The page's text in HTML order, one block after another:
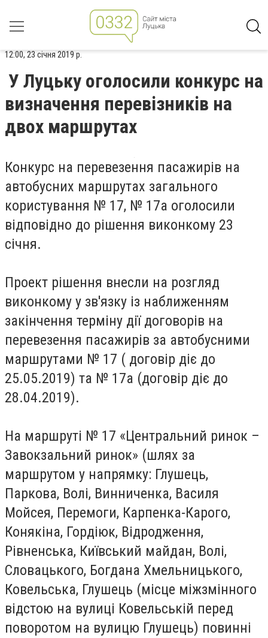
12:00, 23 січня 2019 р.
У Луцьку оголосили конкурс на
визначення перевізників на
двох маршрутах
Конкурс на перевезення пасажирів на
автобусних маршрутах загального
користування № 17, № 17а оголосили
відповідно до рішення виконкому 23
січня.
Проект рішення внесли на розгляд
виконкому у зв'язку із наближенням
закінчення терміну дії договорів на
перевезення пасажирів за автобусними
маршрутами № 17 ( договір діє до
25.05.2019) та № 17а (договір діє до
28.04.2019).
На маршруті № 17 «Центральний ринок –
Завокзальний ринок» (шлях за
маршрутом у напрямку: Глушець,
Паркова, Волі, Винниченка, Василя
Мойсея, Перемоги, Карпенка-Карого,
Конякіна, Гордіюк, Відродження,
Рівненська, Київський майдан, Волі,
Словацького, Богдана Хмельницького,
Ковельська, Глушець (місце міжзмінного
відстою на вулиці Ковельській перед
поворотом на вулицю Глушець) повинні